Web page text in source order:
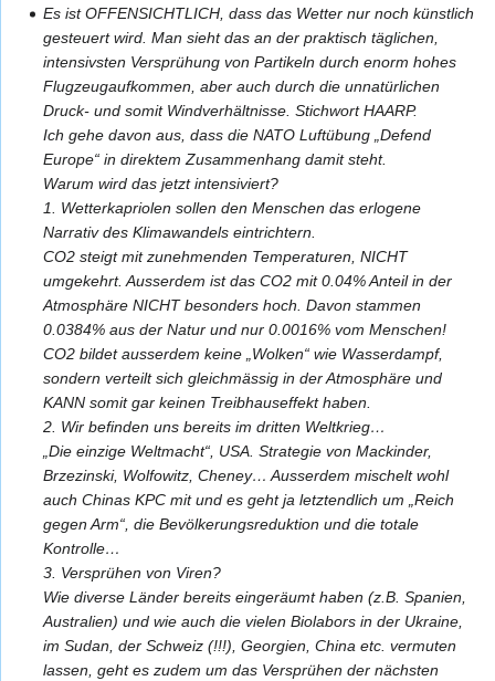
Es ist OFFENSICHTLICH, dass das Wetter nur noch künstlich
gesteuert wird. Man sieht das an der praktisch täglichen,
intensivsten Versprühung von Partikeln durch enorm hohes
Flugzeugaufkommen, aber auch durch die unnatürlichen
Druck- und somit Windverhältnisse. Stichwort HAARP.
Ich gehe davon aus, dass die NATO Luftübung „Defend
Europe“ in direktem Zusammenhang damit steht.
Warum wird das jetzt intensiviert?
1. Wetterkapriolen sollen den Menschen das erlogene
Narrativ des Klimawandels eintrichtern.
CO2 steigt mit zunehmenden Temperaturen, NICHT
umgekehrt. Ausserdem ist das CO2 mit 0.04% Anteil in der
Atmosphäre NICHT besonders hoch. Davon stammen
0.0384% aus der Natur und nur 0.0016% vom Menschen!
CO2 bildet ausserdem keine „Wolken“ wie Wasserdampf,
sondern verteilt sich gleichmässig in der Atmosphäre und
KANN somit gar keinen Treibhauseffekt haben.
2. Wir befinden uns bereits im dritten Weltkrieg…
„Die einzige Weltmacht“, USA. Strategie von Mackinder,
Brzezinski, Wolfowitz, Cheney… Ausserdem mischelt wohl
auch Chinas KPC mit und es geht ja letztendlich um „Reich
gegen Arm“, die Bevölkerungsreduktion und die totale
Kontrolle…
3. Versprühen von Viren?
Wie diverse Länder bereits eingeräumt haben (z.B. Spanien,
Australien) und wie auch die vielen Biolabors in der Ukraine,
im Sudan, der Schweiz (!!!), Georgien, China etc. vermuten
lassen, geht es zudem um das Versprühen der nächsten